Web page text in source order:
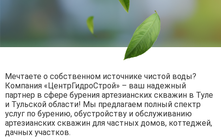
Мечтаете о собственном источнике чистой воды?
Компания «ЦентрГидроСтрой» – ваш надежный
партнер в сфере бурения артезианских скважин в Туле
и Тульской области! Мы предлагаем полный спектр
услуг по бурению, обустройству и обслуживанию
артезианских скважин для частных домов, коттеджей,
дачных участков.